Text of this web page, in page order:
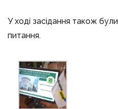
У ході засідання також
питання.